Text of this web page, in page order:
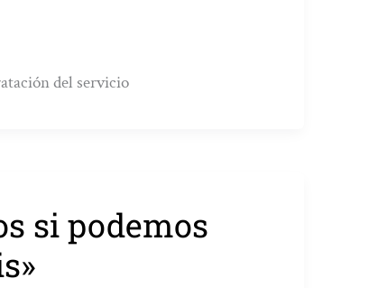
del servicio
si podemos